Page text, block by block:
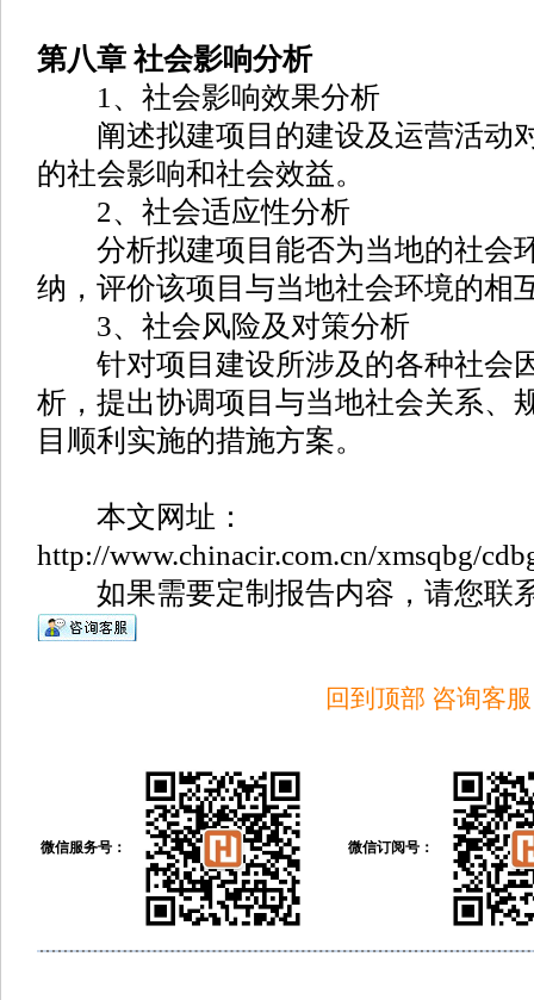
第八章 社会影响分析
1、社会影响效果分析
阐述拟建项目的建设及运营活动
的社会影响和社会效益。
2、社会适应性分析
分析拟建项目能否为当地的社会
纳，评价该项目与当地社会环境的相
3、社会风险及对策分析
针对项目建设所涉及的各种社会
析，提出协调项目与当地社会关系、
目顺利实施的措施方案。
本文网址：
http://www.chinacir.com.cn/xmsqbg/
如果需要定制报告内容，请您联
回到顶部 咨询客服
微信服务号： 微信订阅号：